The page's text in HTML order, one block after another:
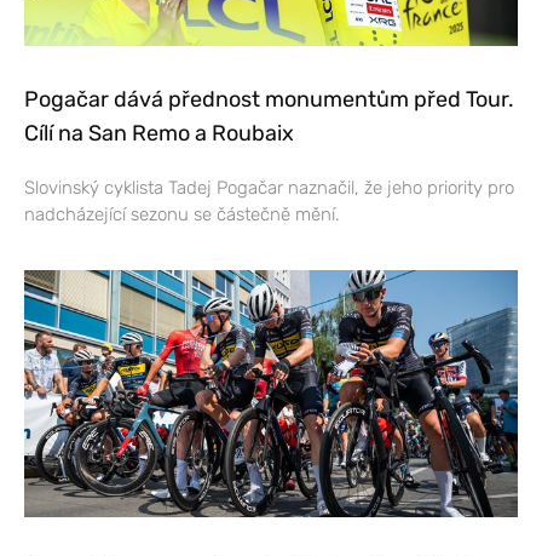
Pogačar dává přednost monumentům před Tour.
Cílí na San Remo a Roubaix
Slovinský cyklista Tadej Pogačar naznačil, že jeho priority pro
nadcházející sezonu se částečně mění.